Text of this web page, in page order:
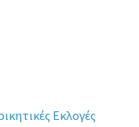
Εκλογές